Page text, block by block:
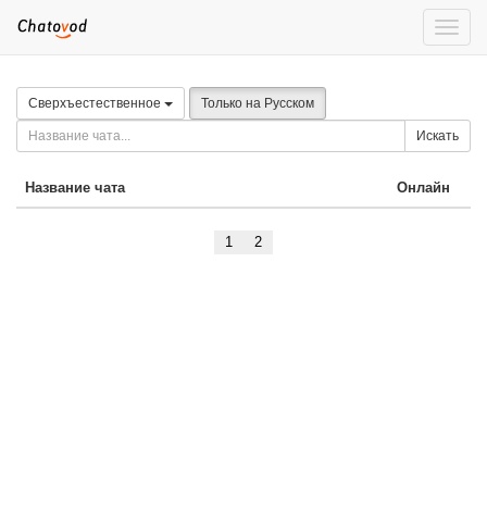
Toggle
Сверхъестественное Только на Русском
Искать
Название чата Онлайн
1 2